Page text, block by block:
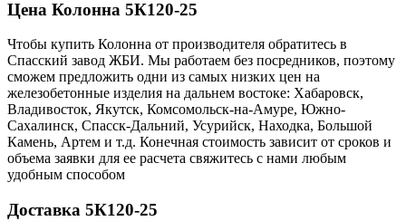
Цена Колонна 5К120-25
Чтобы купить Колонна от производителя обратитесь в
Cпасский завод ЖБИ. Мы работаем без посредников, поэтому
сможем предложить одни из самых низких цен на
железобетонные изделия на дальнем востоке: Хабаровск,
Владивосток, Якутск, Комсомольск-на-Амуре, Южно-
Сахалинск, Спасск-Дальний, Усурийск, Находка, Большой
Камень, Артем и т.д. Конечная стоимость зависит от сроков и
объема заявки для ее расчета свяжитесь с нами любым
удобным способом
Доставка 5К120-25